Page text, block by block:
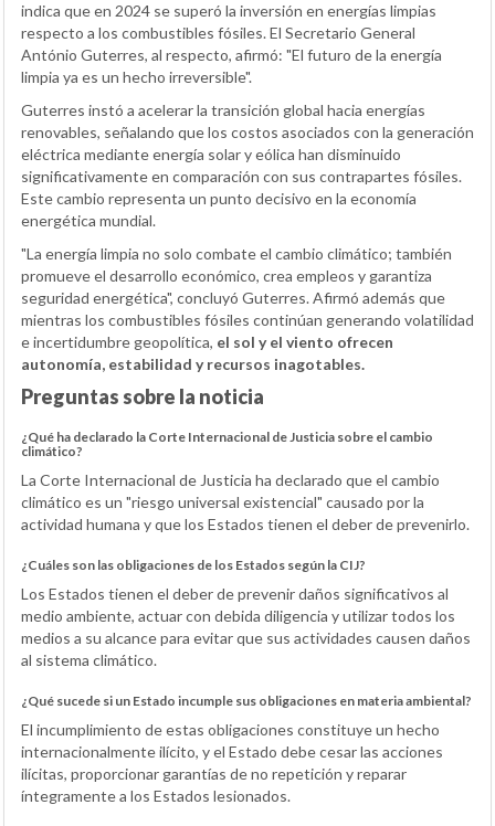
indica que en 2024 se superó la inversión en energías limpias
respecto a los combustibles fósiles. El Secretario General
António Guterres, al respecto, afirmó: "El futuro de la energía
limpia ya es un hecho irreversible".
Guterres instó a acelerar la transición global hacia energías
renovables, señalando que los costos asociados con la generación
eléctrica mediante energía solar y eólica han disminuido
significativamente en comparación con sus contrapartes fósiles.
Este cambio representa un punto decisivo en la economía
energética mundial.
"La energía limpia no solo combate el cambio climático; también
promueve el desarrollo económico, crea empleos y garantiza
seguridad energética", concluyó Guterres. Afirmó además que
mientras los combustibles fósiles continúan generando volatilidad
e incertidumbre geopolítica, el sol y el viento ofrecen
autonomía, estabilidad y recursos inagotables.
Preguntas sobre la noticia
¿Qué ha declarado la Corte Internacional de Justicia sobre el cambio
climático?
La Corte Internacional de Justicia ha declarado que el cambio
climático es un "riesgo universal existencial" causado por la
actividad humana y que los Estados tienen el deber de prevenirlo.
¿Cuáles son las obligaciones de los Estados según la CIJ?
Los Estados tienen el deber de prevenir daños significativos al
medio ambiente, actuar con debida diligencia y utilizar todos los
medios a su alcance para evitar que sus actividades causen daños
al sistema climático.
¿Qué sucede si un Estado incumple sus obligaciones en materia ambiental?
El incumplimiento de estas obligaciones constituye un hecho
internacionalmente ilícito, y el Estado debe cesar las acciones
ilícitas, proporcionar garantías de no repetición y reparar
íntegramente a los Estados lesionados.